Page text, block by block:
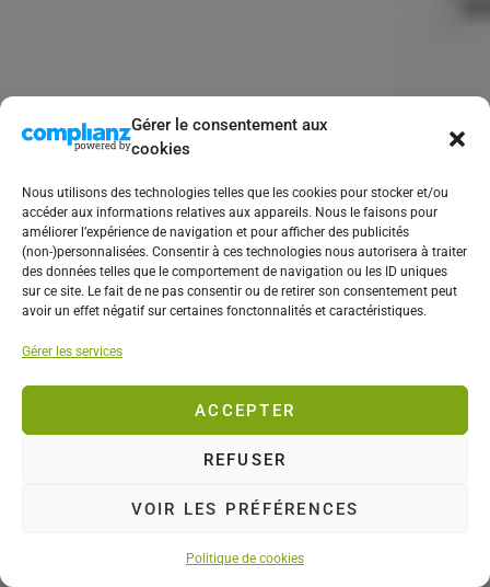
Gérer le consentement aux
cookies
Nous utilisons des technologies telles que les cookies pour stocker et/ou
accéder aux informations relatives aux appareils. Nous le faisons pour
améliorer l’expérience de navigation et pour afficher des publicités
(non-)personnalisées. Consentir à ces technologies nous autorisera à traiter
des données telles que le comportement de navigation ou les ID uniques
sur ce site. Le fait de ne pas consentir ou de retirer son consentement peut
avoir un effet négatif sur certaines fonctonnalités et caractéristiques.
Gérer les services
ACCEPTER
REFUSER
VOIR LES PRÉFÉRENCES
Politique de cookies
Avis HelloFresh – Test
du site qui vous livre
une box à cuisiner !
Previous article Next article